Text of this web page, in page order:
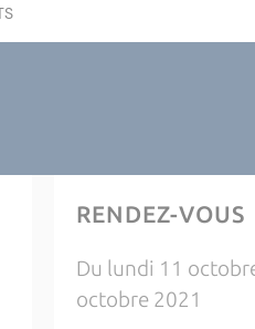
RENDEZ-VOUS
Du lundi 11
octobre 2021